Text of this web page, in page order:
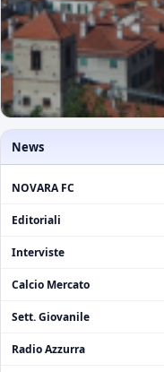
News
NOVARA FC
Editoriali
Interviste
Calcio Mercato
Sett. Giovanile
Radio Azzurra